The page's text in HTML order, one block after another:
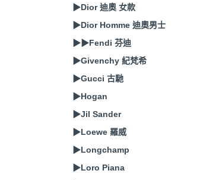
▶Dior 迪奧 女款
▶Dior Homme 迪奧男士
▶▶Fendi 芬迪
▶Givenchy 紀梵希
▶Gucci 古馳
▶Hogan
▶Jil Sander
▶Loewe 羅威
▶Longchamp
▶Loro Piana